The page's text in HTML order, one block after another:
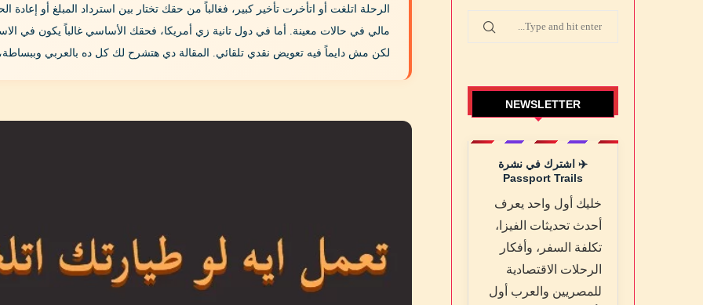
الرحلة اتلغت أو اتأخرت تأخير كبير، فغالباً من حقك تختار بين استرداد المبلغ أو
مالي في حالات معينة. أما في دول تانية زي أمريكا، فحقك الأساسي غالباً يكون في
لكن مش دايماً فيه تعويض نقدي تلقائي. المقالة دي هتشرح لك كل ده بالعربي
NEWSLETTER
✈️ اشترك في نشرة
Passport Trails
خليك أول واحد يعرف
أحدث تحديثات الفيزا،
تكلفة السفر، وأفكار
الرحلات الاقتصادية
للمصريين والعرب أول